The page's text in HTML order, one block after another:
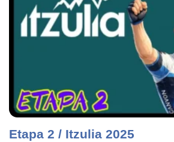
Etapa 2 / Itzulia 2025